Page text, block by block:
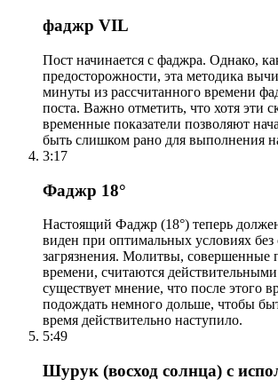
фаджр VIL
Пост начинается с фаджра. Однако,
предосторожности, эта методика
минуты из рассчитанного времени
поста. Важно отметить, что хотя эти
временные показатели позволяют
быть слишком рано для выполнения
3:17
Фаджр 18°
Настоящий Фаджр (18°) теперь
виден при оптимальных условиях без
загрязнения. Молитвы, совершенные
времени, считаются
существует мнение, что после этого
подождать немного дольше, чтобы
время действительно наступило.
5:49
Шурук (восход солнца) с